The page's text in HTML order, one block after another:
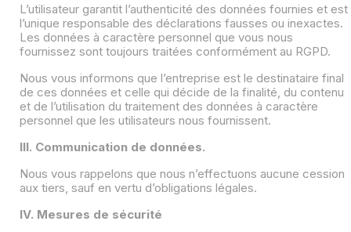
L’utilisateur garantit l’authenticité des données fournies et est
l’unique responsable des déclarations fausses ou inexactes.
Les données à caractère personnel que vous nous
fournissez sont toujours traitées conformément au RGPD.
Nous vous informons que l’entreprise est le destinataire final
de ces données et celle qui décide de la finalité, du contenu
et de l’utilisation du traitement des données à caractère
personnel que les utilisateurs nous fournissent.
III. Communication de données.
Nous vous rappelons que nous n’effectuons aucune cession
aux tiers, sauf en vertu d’obligations légales.
IV. Mesures de sécurité